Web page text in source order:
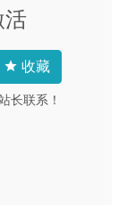
活
收藏
长联系！
for Mac 中
2020-05-12